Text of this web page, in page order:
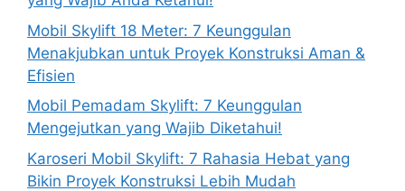
Mobil Skylift 18 Meter: 7 Keunggulan
Menakjubkan untuk Proyek Konstruksi Aman &
Efisien
Mobil Pemadam Skylift: 7 Keunggulan
Mengejutkan yang Wajib Diketahui!
Karoseri Mobil Skylift: 7 Rahasia Hebat yang
Bikin Proyek Konstruksi Lebih Mudah